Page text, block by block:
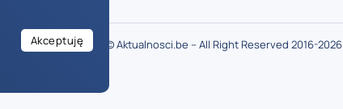
© Aktualnosci.be – All Right Reserved 2016-2026
Akceptuję